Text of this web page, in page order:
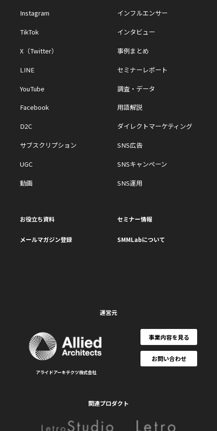
Instagram
TikTok
X（Twitter）
LINE
YouTube
Facebook
D2C
サブスクリプション
UGC
動画
インフルエンサー
インタビュー
事例まとめ
セミナーレポート
調査・データ
用語解説
ダイレクトマーケティング
SNS広告
SNSキャンペーン
SNS運用
お役立ち資料 セミナー情報
メールマガジン登録 SMMLabについて
運営元
アライドアーキテクツ株式会社
事業内容を見る
お問い合わせ
関連プロダクト